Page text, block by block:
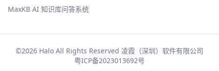
MaxKB AI 知识库问答系统
©2026 Halo All Rights Reserved 凌霞（深圳）软件有限公司
粤ICP备2023013692号